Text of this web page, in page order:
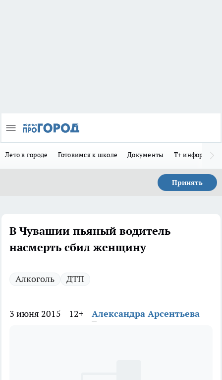
Лето в городе Готовимся к школе Документы Т+
Принять
В Чувашии пьяный водитель
насмерть сбил женщину
Алкоголь ДТП
3 июня 2015 12+ Александра Арсентьева